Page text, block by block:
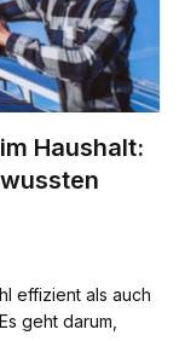
Haushalt:
effizient als auch
geht darum,